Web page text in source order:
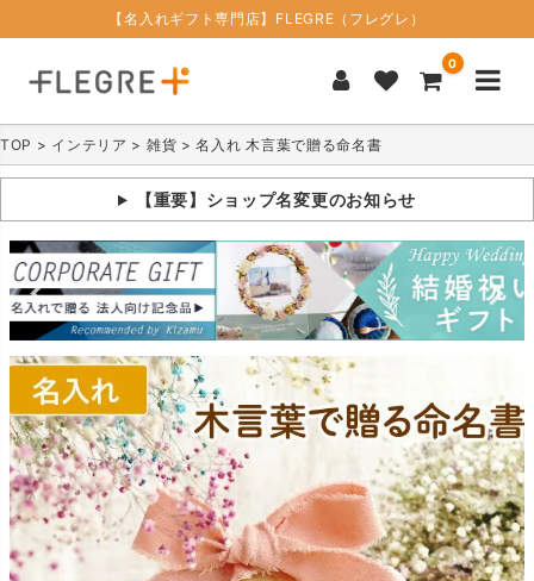
【名入れギフト専門店】FLEGRE（フレグレ）
0
TOP インテリア 雑貨 名入れ 木言葉で贈る命名書
【重要】ショップ名変更のお知らせ